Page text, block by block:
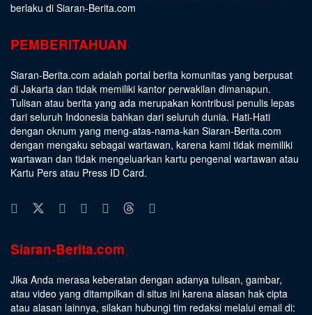
berlaku di Siaran-Berita.com
PEMBERITAHUAN
Siaran-Berita.com adalah portal berita komunitas yang berpusat
di Jakarta dan tidak memiliki kantor perwakilan dimanapun.
Tulisan atau berita yang ada merupakan kontribusi penulis lepas
dari seluruh Indonesia bahkan dari seluruh dunia. Hati-Hati
dengan oknum yang meng-atas-nama-kan Siaran-Berita.com
dengan mengaku sebagai wartawan, karena kami tidak memiliki
wartawan dan tidak mengeluarkan kartu pengenal wartawan atau
Kartu Pers atau Press ID Card.
Siaran-Berita.com
Jika Anda merasa keberatan dengan adanya tulisan, gambar,
atau video yang ditampilkan di situs ini karena alasan hak cipta
atau alasan lainnya, silakan hubungi tim redaksi melalui email di: